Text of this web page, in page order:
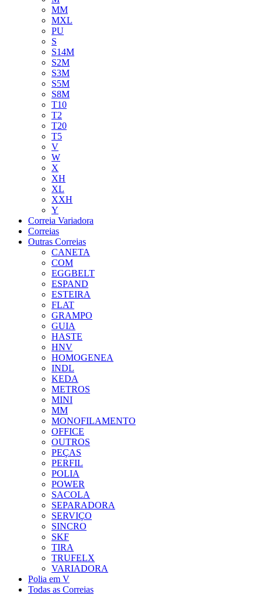
MM
MXL
PU
S
S14M
S2M
S3M
S5M
S8M
T10
T2
T20
T5
V
W
X
XH
XL
XXH
Y
Correia Variadora
Correias
Outras Correias
CANETA
COM
EGGBELT
ESPAND
ESTEIRA
FLAT
GRAMPO
GUIA
HASTE
HNV
HOMOGENEA
INDL
KEDA
METROS
MINI
MM
MONOFILAMENTO
OFFICE
OUTROS
PEÇAS
PERFIL
POLIA
POWER
SACOLA
SEPARADORA
SERVIÇO
SINCRO
SKF
TIRA
TRUFELX
VARIADORA
Polia em V
Todas as Correias